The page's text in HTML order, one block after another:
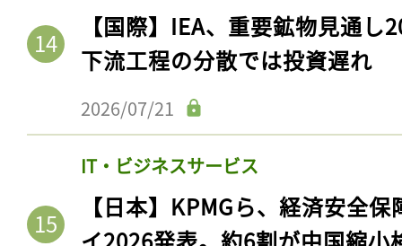
【国際】IEA、重要鉱物見通
下流工程の分散では投資遅れ
2026/07/21
IT・ビジネスサービス
【日本】KPMGら、経済安全